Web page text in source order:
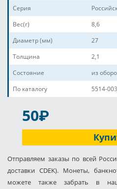
Серия
Вес(г)
8,6
Диаметр (мм)
27
Толщина
2,1
Состояние
из
По каталогу
5514-
50P
Отправляем заказы по всей
доставки CDEK). Монеты,
можете также забрать в